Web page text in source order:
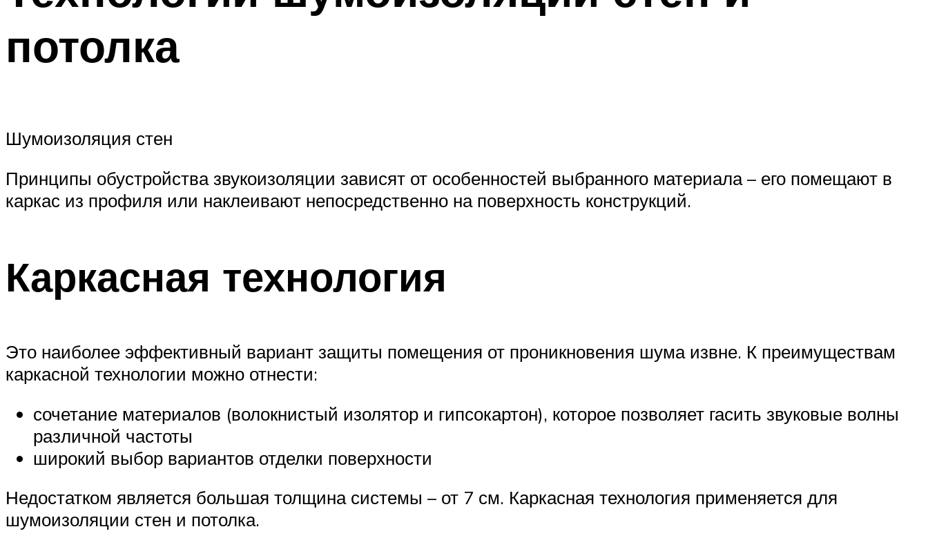
потолка
Шумоизоляция стен
Принципы обустройства звукоизоляции зависят от особенностей выбранного материала – его помещают в
каркас из профиля или наклеивают непосредственно на поверхность конструкций.
Каркасная технология
Это наиболее эффективный вариант защиты помещения от проникновения шума извне. К преимуществам
каркасной технологии можно отнести:
сочетание материалов (волокнистый изолятор и гипсокартон), которое позволяет гасить звуковые волны
различной частоты
широкий выбор вариантов отделки поверхности
Недостатком является большая толщина системы – от 7 см. Каркасная технология применяется для
шумоизоляции стен и потолка.